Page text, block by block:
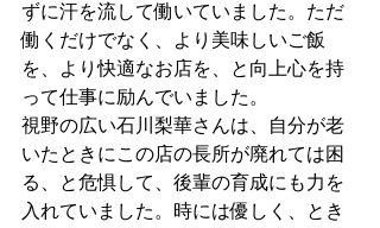
ずに汗を流して働いていました。ただ
働くだけでなく、より美味しいご飯
を、より快適なお店を、と向上心を持
って仕事に励んでいました。
視野の広い石川梨華さんは、自分が老
いたときにこの店の長所が廃れては困
る、と危惧して、後輩の育成にも力を
入れていました。時には優しく、とき